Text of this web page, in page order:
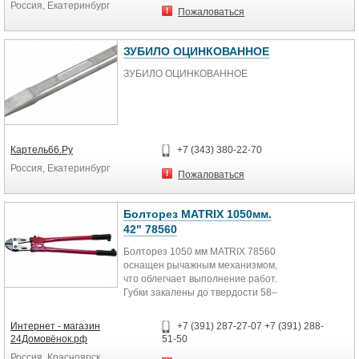
3. Для повышения стойкости и
значительного увеличения
рабочего ресурса инструмента
режущая кромка зубил GROSS
закалена и имеет твердость по
Роквеллу 56-62 HRc.
зубила GROSS оснащено
защитным протектором.
Россия, Екатеринбург
Пожаловаться
ЗУБИЛО ОЦИНКОВАННОЕ
ЗУБИЛО ОЦИНКОВАННОЕ
Картель66.Ру
Россия, Екатеринбург
+7 (343) 380-22-70
Пожаловаться
Болторез MATRIX 1050мм.
42" 78560
Болторез 1050 мм MATRIX 78560
оснащен рычажным механизмом,
что облегчает выполнение работ.
Губки закалены до твердости 58–
и ровный рез. Рукоятки выполнены
с резиновыми накладками - руки не
Интернет - магазин
24Домовёнок.рф
+7 (391) 287-27-07 +7 (391) 288-
51-50